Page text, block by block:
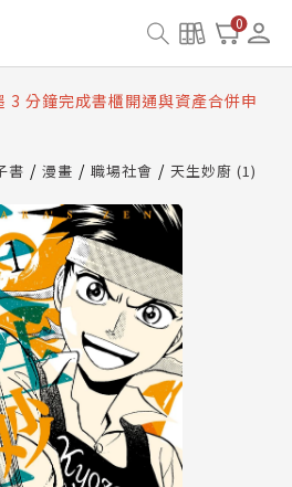
0
數位閱讀資產合併與書櫃開通申請
書櫃開通常見問題
3 分鐘完成書櫃開通與資產合併申
數位閱讀資產合併與書櫃開通申請
書 漫畫 職場社會 天生妙廚 (1)